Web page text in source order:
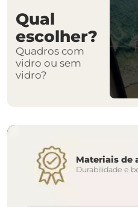
Qual
escolher?
Quadros com
vidro ou sem
vidro?
Materiais de
Durabilidade e